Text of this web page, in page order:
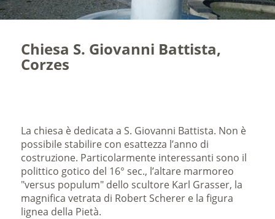
Chiesa S. Giovanni Battista,
Corzes
La chiesa è dedicata a S. Giovanni Battista. Non è
possibile stabilire con esattezza l’anno di
costruzione. Particolarmente interessanti sono il
polittico gotico del 16° sec., l’altare marmoreo
"versus populum" dello scultore Karl Grasser, la
magnifica vetrata di Robert Scherer e la figura
lignea della Pietà.